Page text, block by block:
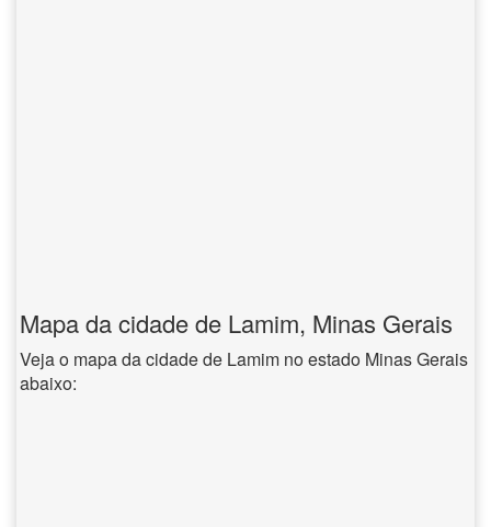
Mapa da cidade de Lamim, Minas Gerais
Veja o mapa da cidade de Lamim no estado Minas Gerais
abaixo: